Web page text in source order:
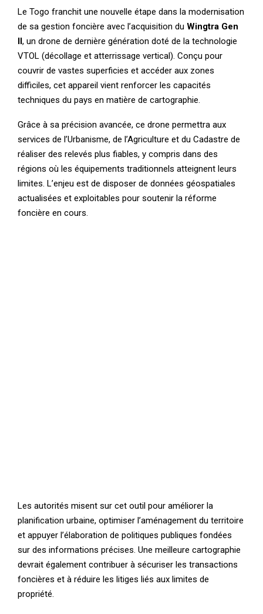
Le Togo franchit une nouvelle étape dans la modernisation
de sa gestion foncière avec l’acquisition du Wingtra Gen
II, un drone de dernière génération doté de la technologie
VTOL (décollage et atterrissage vertical). Conçu pour
couvrir de vastes superficies et accéder aux zones
difficiles, cet appareil vient renforcer les capacités
techniques du pays en matière de cartographie.
Grâce à sa précision avancée, ce drone permettra aux
services de l’Urbanisme, de l’Agriculture et du Cadastre de
réaliser des relevés plus fiables, y compris dans des
régions où les équipements traditionnels atteignent leurs
limites. L’enjeu est de disposer de données géospatiales
actualisées et exploitables pour soutenir la réforme
foncière en cours.
Les autorités misent sur cet outil pour améliorer la
planification urbaine, optimiser l’aménagement du territoire
et appuyer l’élaboration de politiques publiques fondées
sur des informations précises. Une meilleure cartographie
devrait également contribuer à sécuriser les transactions
foncières et à réduire les litiges liés aux limites de
propriété.